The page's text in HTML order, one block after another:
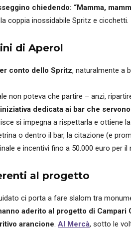
chiedendo: “Mamma,
coppia inossidabile Spritz e cicchetti.
di Aperol
conto dello Spritz, naturalmente a
non poteva che partire – anzi,
dedicata ai bar che
si impegna a rispettarla e ottiene
o dentro il bar, la citazione (e
e incentivi fino a 50.000 euro per
al progetto
ci porta a fare slalom tra
aderito al progetto di Campari
arancione. Al Mercà, sotto le